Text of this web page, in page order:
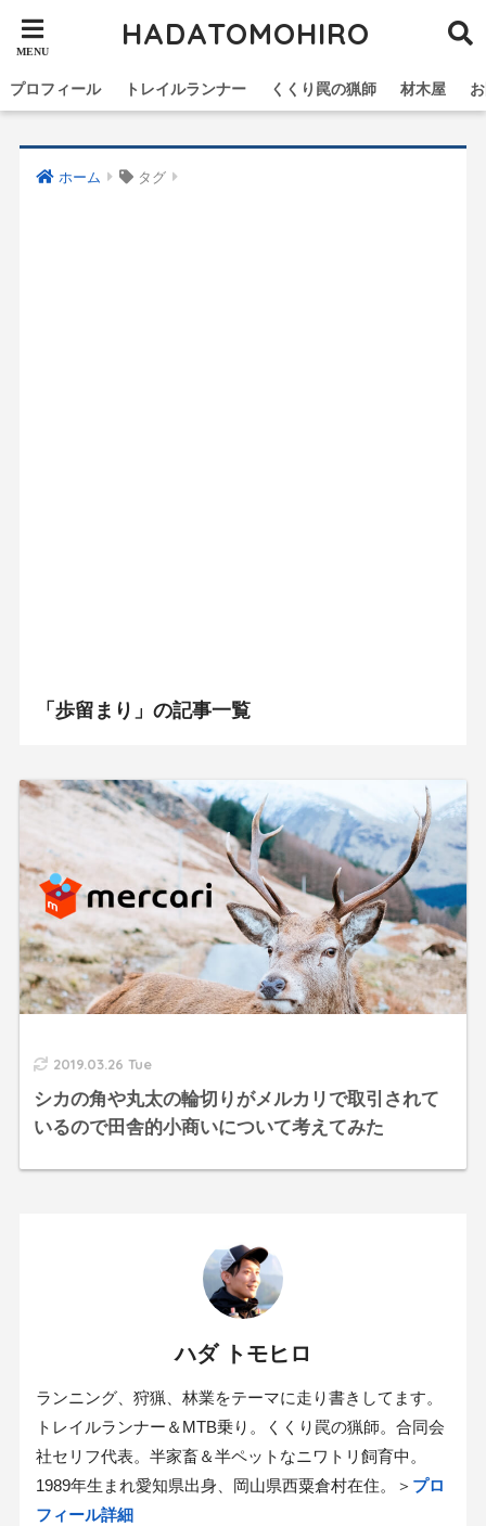
HADATOMOHIRO
プロフィール トレイルランナー くくり罠の猟師 材木屋
ホーム タグ
「歩留まり」の記事一覧
2019.03.26 Tue
シカの角や丸太の輪切りがメルカリで取引されて
いるので田舎的小商いについて考えてみた
ハダ トモヒロ
ランニング、狩猟、林業をテーマに走り書きしてます。
トレイルランナー＆MTB乗り。くくり罠の猟師。合同会
社セリフ代表。半家畜＆半ペットなニワトリ飼育中。
1989年生まれ愛知県出身、岡山県西粟倉村在住。＞ プロ
フィール詳細